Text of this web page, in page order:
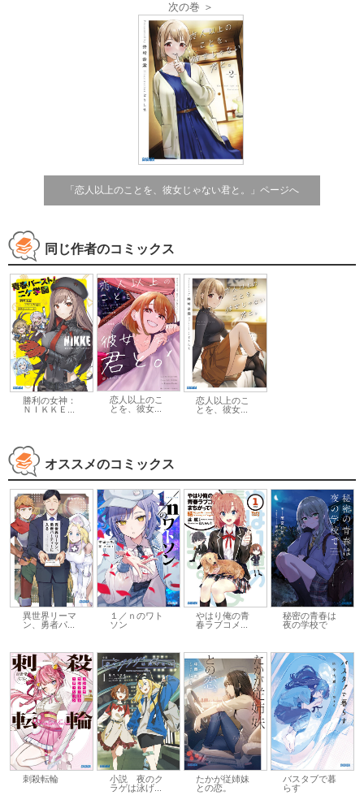
次の巻 ＞
「恋人以上のことを、彼女じゃない君と。」ページへ
同じ作者のコミックス
勝利の女神：
ＮＩＫＫＥ...
恋人以上のこ
とを、彼女...
恋人以上のこ
とを、彼女...
オススメのコミックス
異世界リーマ
ン、勇者パ...
１／ｎのワト
ソン
やはり俺の青
春ラブコメ...
秘密の青春は
夜の学校で
刺殺転輪
小説 夜のク
ラゲは泳げ...
たかが従姉妹
との恋。
バスタブで暮
らす